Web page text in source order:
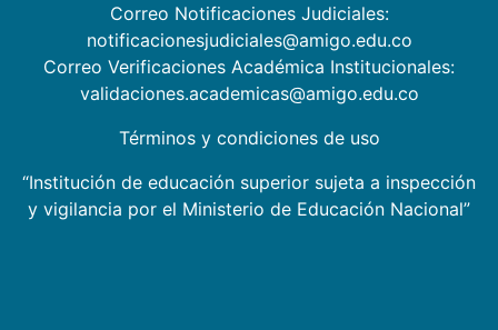
Correo Notificaciones Judiciales:
notificacionesjudiciales@amigo.edu.co
Correo Verificaciones Académica Institucionales:
validaciones.academicas@amigo.edu.co
Términos y condiciones de uso
“Institución de educación superior sujeta a inspección
y vigilancia por el Ministerio de Educación Nacional”